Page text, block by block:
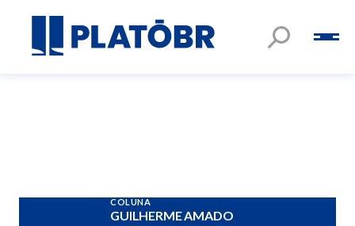
COLUNA
GUILHERME AMADO